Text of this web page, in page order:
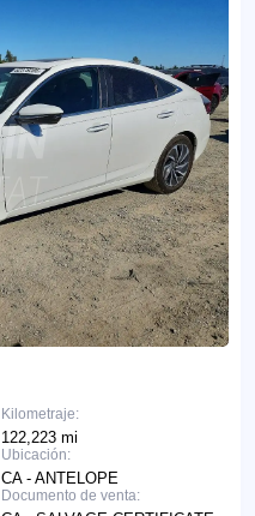
Kilometraje:
122,223 mi
Ubicación:
CA - ANTELOPE
Documento de venta: